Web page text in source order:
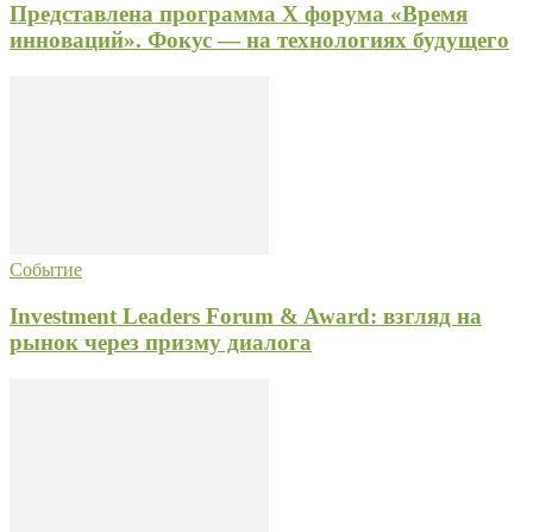
Представлена программа X форума «Время
инноваций». Фокус — на технологиях будущего
Событие
Investment Leaders Forum & Award: взгляд на
рынок через призму диалога